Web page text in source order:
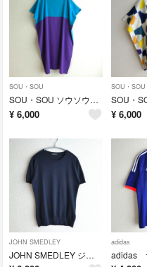
SOU・SOU
SOU・SOU ソウソウ 高島縮 坂尾織物 貫頭衣 バイカラー ワンピース
¥ 6,000
SOU・SOU
¥ 6,000
JOHN SMEDLEY
JOHN SMEDLEY ジョンスメドレー シーアイランドコットン 半袖ニット
adidas